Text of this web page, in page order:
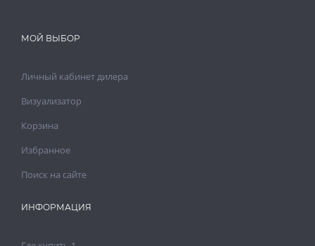
МОЙ ВЫБОР
Личный кабинет дилера
Визуализатор
Корзина
Избранное
Поиск на сайте
ИНФОРМАЦИЯ